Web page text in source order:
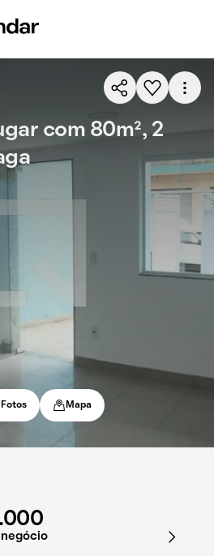
negócio
com 80m², 2
Mapa